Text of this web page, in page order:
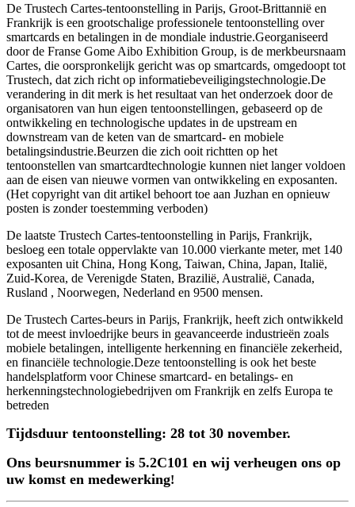
De Trustech Cartes-tentoonstelling in Parijs, Groot-Brittannië en
Frankrijk is een grootschalige professionele tentoonstelling over
smartcards en betalingen in de mondiale industrie.Georganiseerd
door de Franse Gome Aibo Exhibition Group, is de merkbeursnaam
Cartes, die oorspronkelijk gericht was op smartcards, omgedoopt tot
Trustech, dat zich richt op informatiebeveiligingstechnologie.De
verandering in dit merk is het resultaat van het onderzoek door de
organisatoren van hun eigen tentoonstellingen, gebaseerd op de
ontwikkeling en technologische updates in de upstream en
downstream van de keten van de smartcard- en mobiele
betalingsindustrie.Beurzen die zich ooit richtten op het
tentoonstellen van smartcardtechnologie kunnen niet langer voldoen
aan de eisen van nieuwe vormen van ontwikkeling en exposanten.
(Het copyright van dit artikel behoort toe aan Juzhan en opnieuw
posten is zonder toestemming verboden)
De laatste Trustech Cartes-tentoonstelling in Parijs, Frankrijk,
besloeg een totale oppervlakte van 10.000 vierkante meter, met 140
exposanten uit China, Hong Kong, Taiwan, China, Japan, Italië,
Zuid-Korea, de Verenigde Staten, Brazilië, Australië, Canada,
Rusland , Noorwegen, Nederland en 9500 mensen.
De Trustech Cartes-beurs in Parijs, Frankrijk, heeft zich ontwikkeld
tot de meest invloedrijke beurs in geavanceerde industrieën zoals
mobiele betalingen, intelligente herkenning en financiële zekerheid,
en financiële technologie.Deze tentoonstelling is ook het beste
handelsplatform voor Chinese smartcard- en betalings- en
herkenningstechnologiebedrijven om Frankrijk en zelfs Europa te
betreden
Tijdsduur tentoonstelling: 28 tot 30 november.
Ons beursnummer is 5.2C101 en wij verheugen ons op
uw komst en medewerking!